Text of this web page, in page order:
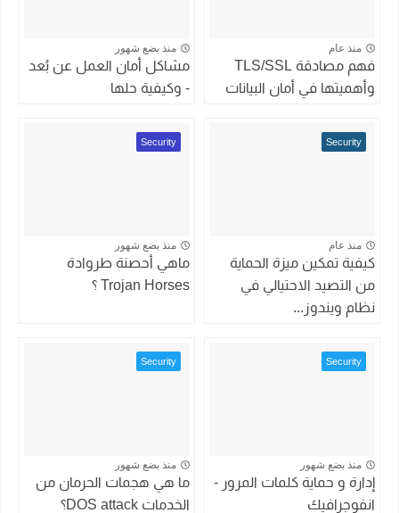
منذ عام
فهم مصادقة TLS/SSL
وأهميتها في أمان البيانات
منذ بضع شهور
مشاكل أمان العمل عن بُعد
- وكيفية حلها
Security
منذ عام
كيفية تمكين ميزة الحماية
من التصيد الاحتيالي في
نظام ويندوز...
Security
منذ بضع شهور
ماهي أحصنة طروادة
Trojan Horses ؟
Security
منذ بضع شهور
إدارة و حماية كلمات المرور -
انفوجرافيك
Security
منذ بضع شهور
ما هي هجمات الحرمان من
الخدمات DOS attack؟